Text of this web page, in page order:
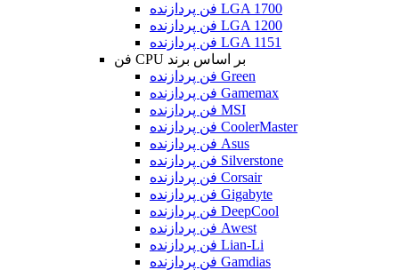
فن پردازنده LGA 1700
فن پردازنده LGA 1200
فن پردازنده LGA 1151
فن CPU بر اساس برند
فن پردازنده Green
فن پردازنده Gamemax
فن پردازنده MSI
فن پردازنده CoolerMaster
فن پردازنده Asus
فن پردازنده Silverstone
فن پردازنده Corsair
فن پردازنده Gigabyte
فن پردازنده DeepCool
فن پردازنده Awest
فن پردازنده Lian-Li
فن پردازنده Gamdias